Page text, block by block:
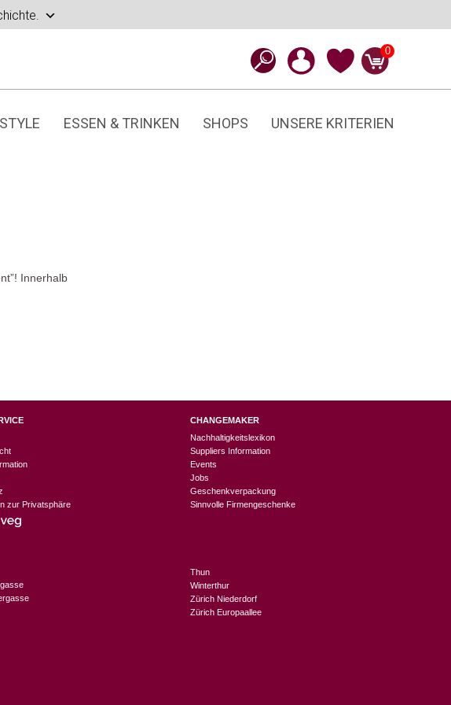
0
ESSEN & TRINKEN SHOPS UNSERE KRITERIEN
Innerhalb
zur Privatsphäre
CHANGEMAKER
Nachhaltigkeitslexikon
Suppliers Information
Events
Jobs
Geschenkverpackung
Sinnvolle Firmengeschenke
Thun
Winterthur
Zürich Niederdorf
Zürich Europaallee